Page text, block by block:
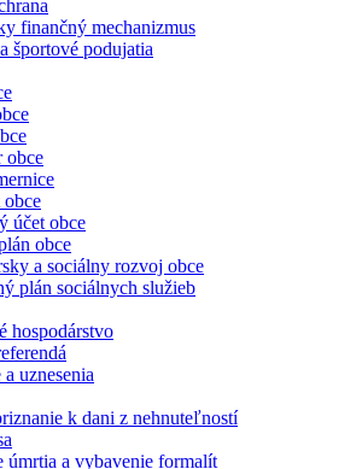
finančný mechanizmus
športové podujatia
obce
obce
účet obce
obce
a sociálny rozvoj obce
plán sociálnych služieb
hospodárstvo
uznesenia
k dani z nehnuteľností
úmrtia a vybavenie formalít